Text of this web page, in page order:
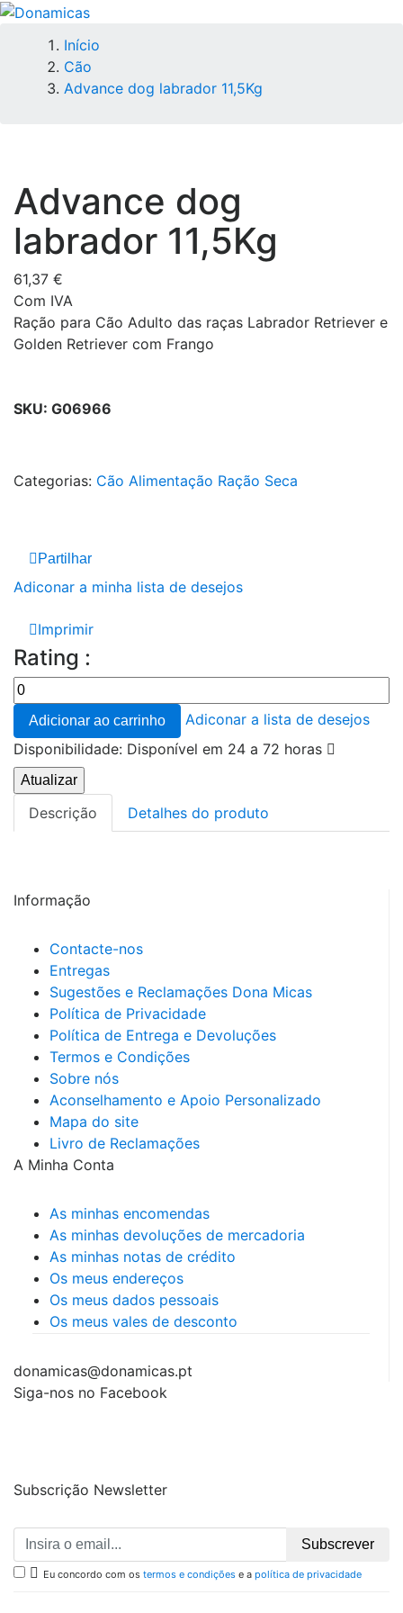
Início
Cão
Advance dog labrador 11,5Kg
Advance dog
labrador 11,5Kg
61,37 €
Com IVA
Ração para Cão Adulto das raças Labrador Retriever e
Golden Retriever com Frango
SKU: G06966
Categorias: Cão Alimentação Ração Seca
Partilhar
Adiconar a minha lista de desejos
Imprimir
Rating :
Adicionar ao carrinho
Adiconar a lista de desejos
Disponibilidade: Disponível em 24 a 72 horas
Descrição Detalhes do produto
Informação
Contacte-nos
Entregas
Sugestões e Reclamações Dona Micas
Política de Privacidade
Política de Entrega e Devoluções
Termos e Condições
Sobre nós
Aconselhamento e Apoio Personalizado
Mapa do site
Livro de Reclamações
A Minha Conta
As minhas encomendas
As minhas devoluções de mercadoria
As minhas notas de crédito
Os meus endereços
Os meus dados pessoais
Os meus vales de desconto
donamicas@donamicas.pt
Siga-nos no Facebook
Subscrição Newsletter
Subscrever
 Eu concordo com os termos e condições e a política de privacidade